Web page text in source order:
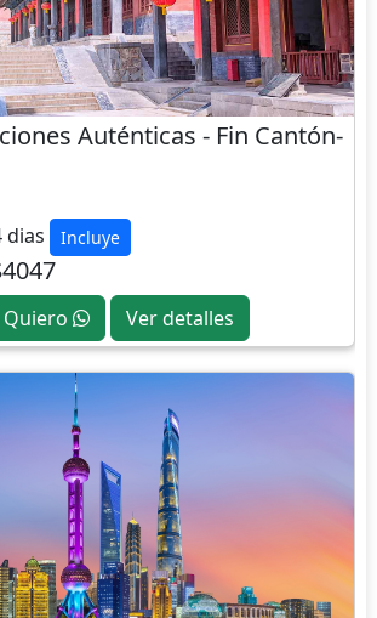
Auténticas - Fin Cantón-
dias Incluye
Quiero Ver detalles